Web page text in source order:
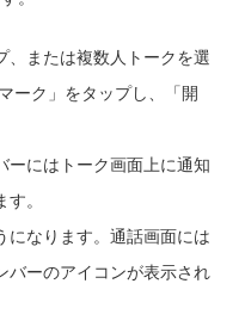
、または複数人トークを選
ーク」をタップし、「開
ーにはトーク画面上に通知
。
になります。通話画面には
バーのアイコンが表示され